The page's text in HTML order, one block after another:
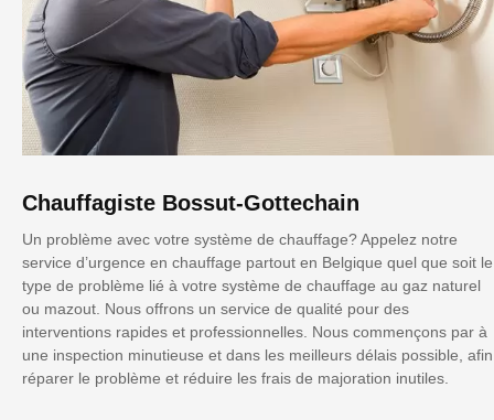
Chauffagiste Bossut-Gottechain
Un problème avec votre système de chauffage? Appelez notre
service d’urgence en chauffage partout en Belgique quel que soit le
type de problème lié à votre système de chauffage au gaz naturel
ou mazout. Nous offrons un service de qualité pour des
interventions rapides et professionnelles. Nous commençons par à
une inspection minutieuse et dans les meilleurs délais possible, afin
réparer le problème et réduire les frais de majoration inutiles.